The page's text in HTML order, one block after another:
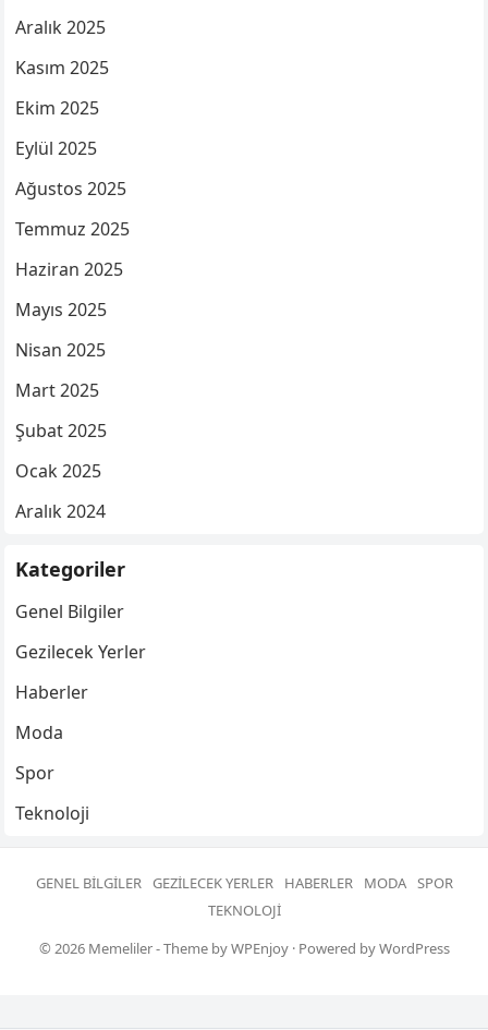
Aralık 2025
Kasım 2025
Ekim 2025
Eylül 2025
Ağustos 2025
Temmuz 2025
Haziran 2025
Mayıs 2025
Nisan 2025
Mart 2025
Şubat 2025
Ocak 2025
Aralık 2024
Kategoriler
Genel Bilgiler
Gezilecek Yerler
Haberler
Moda
Spor
Teknoloji
GENEL BILGILER GEZILECEK YERLER HABERLER MODA SPOR
TEKNOLOJI
© 2026 Memeliler- Theme byWPEnjoy· Powered byWordPress